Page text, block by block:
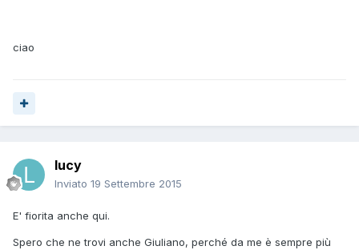
ciao
lucy
Inviato 19 Settembre 2015
E' fiorita anche qui.
Spero che ne trovi anche Giuliano, perché da me è sempre più